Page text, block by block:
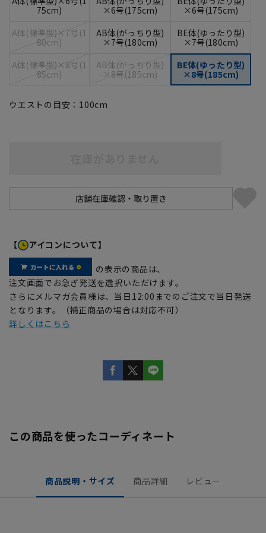
75cm)
×6号(175cm)
×6号(175cm)
A体(標準型)×7号(1
80cm)
AB体(がっちり型)
×7号(180cm)
BE体(ゆったり型)
×7号(180cm)
A体(標準型)×8号(1
85cm)
AB体(がっちり型)
×8号(185cm)
BE体(ゆったり型)
×8号(185cm)
ウエストの目安： 100cm
【 アイコンについて】
の表示の商品は、
注文画面でお急ぎ発送を選択いただけます。
さらにメルマガ会員様は、当日12:00までのご注文で当日発送
となります。（補正商品の場合は対応不可）
詳しくはこちら
この商品を使ったコーディネート
商品説明・サイズ 商品詳細 レビュー